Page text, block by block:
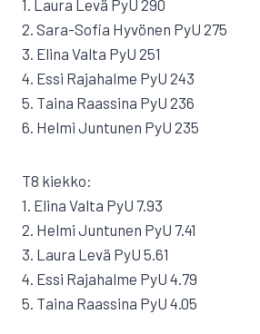
1. Laura Levä PyU 290
2. Sara-Sofia Hyvönen PyU 275
3. Elina Valta PyU 251
4. Essi Rajahalme PyU 243
5. Taina Raassina PyU 236
6. Helmi Juntunen PyU 235
T8 kiekko:
1. Elina Valta PyU 7.93
2. Helmi Juntunen PyU 7.41
3. Laura Levä PyU 5.61
4. Essi Rajahalme PyU 4.79
5. Taina Raassina PyU 4.05